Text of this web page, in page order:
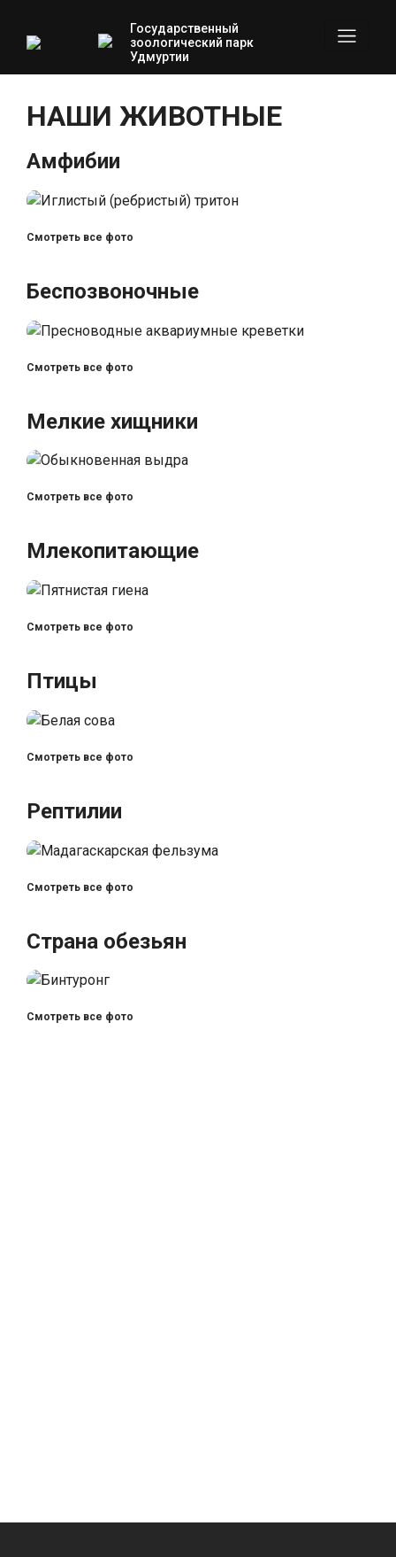
Государственный
зоологический парк
Удмуртии
НАШИ ЖИВОТНЫЕ
Амфибии
Смотреть все фото
Беспозвоночные
Смотреть все фото
Мелкие хищники
Смотреть все фото
Млекопитающие
Смотреть все фото
Птицы
Смотреть все фото
Рептилии
Смотреть все фото
Страна обезьян
Смотреть все фото